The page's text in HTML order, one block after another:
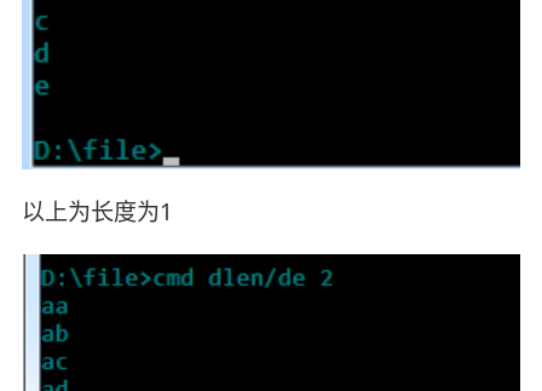
以上为长度为1